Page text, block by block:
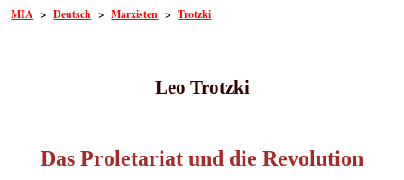
MIA >Deutsch >Marxisten >Trotzki
Leo Trotzki
Das Proletariat und die Revolution